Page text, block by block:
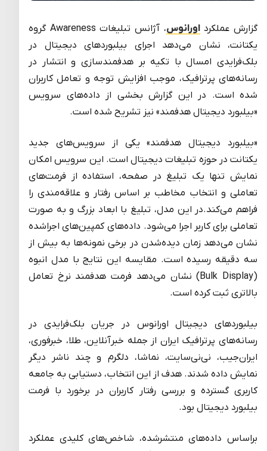
گزارش عملکرداورانوس
، آژانس ‌تبلیغات Awareness گروه
یکتانت، نشان می‌دهد اجرای بیلبوردهای دیجیتال در
بلک‌فرایدی امسال با تکیه بر هدفمندسازی و انتشار در
رسانه‌های پرترافیک، موجب افزایش توجه و تعامل کاربران
شده است. در این گزارش بخشی از داده‌های سرویس
«بیلبورد دیجیتال هدفمند» نیز تشریح شده است.
«بیلبورد دیجیتال هدفمند» یکی از سرویس‌های جدید
یکتانت در حوزه تبلیغات دیجیتال است. این سرویس امکان
نمایش تنها یک تبلیغ در صفحه، استفاده از فرمت‌های
تعاملی و انتخاب مخاطب بر اساس رفتار و علاقه‌مندی را
فراهم می‌کند.در این مدل، تبلیغ با ابعاد بزرگ و به صورت
تعاملی برای کاربر اجرا می‌شود. داده‌های کمپین‌های اجراشده
نشان می‌دهد زمان دیده‌شدن در برخی نمونه‌ها به بیش از
سه دقیقه رسیده است. مقایسه این نتایج با مدل انبوه
(Bulk Display) نشان می‌دهد فرمت هدفمند نرخ تعامل
بالاتری ثبت کرده است.
بیلبوردهای دیجیتال اورانوس در جریان بلک‌فرایدی در
رسانه‌های پرترافیک ایران از جمله خبرآنلاین، طلا، خبرفوری،
ایران‌جیب، نی‌نی‌سایت، نماشا، دلگرم و چند ناشر دیگر
نمایش داده شدند. هدف از این انتخاب، دستیابی به جامعه
کاربری گسترده و بررسی رفتار کاربران در برخورد با فرمت
بیلبورد دیجیتال بود.
براساس داده‌های منتشرشده، شاخص‌های کلیدی عملکرد